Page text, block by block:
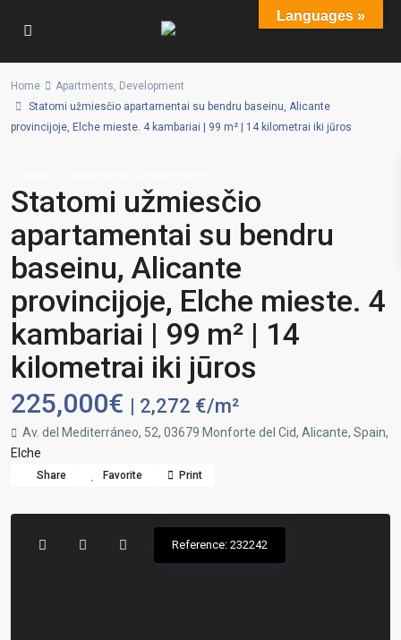
Home Apartments, Development
Statomi užmiesčio apartamentai su bendru baseinu, Alicante
provincijoje, Elche mieste. 4 kambariai | 99 m² | 14 kilometrai iki jūros
Statomi užmiesčio
apartamentai su bendru
baseinu, Alicante
provincijoje, Elche mieste. 4
kambariai | 99 m² | 14
kilometrai iki jūros
225,000€ | 2,272 €/m²
Av. del Mediterráneo, 52, 03679 Monforte del Cid, Alicante, Spain,
Elche
Share Favorite Print
Reference: 232242
Languages »